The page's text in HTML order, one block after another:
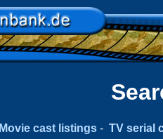
Movie cast listings - TV serial